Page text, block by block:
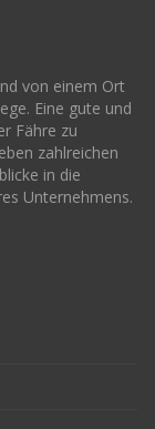
von einem Ort
Eine gute und
Fähre zu
zahlreichen
in die
Unternehmens.